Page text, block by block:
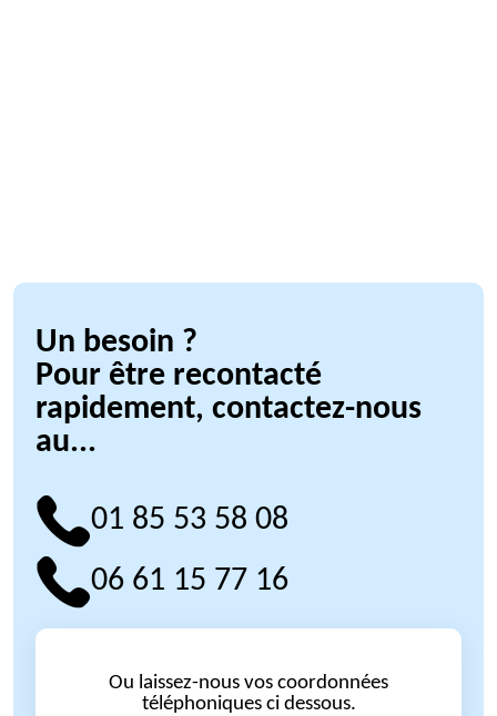
Un besoin ?
Pour être recontacté
rapidement, contactez-nous
au...
01 85 53 58 08
06 61 15 77 16
Ou laissez-nous vos coordonnées
téléphoniques ci dessous.